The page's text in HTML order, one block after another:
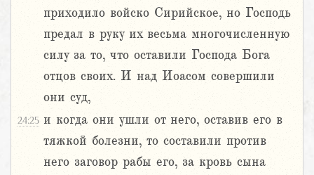
приходило войско Сирийское, но Господь
предал в руку их весьма многочисленную
силу за то, что оставили Господа Бога
отцов своих. И над Иоасом совершили
они суд,
24:25 и когда они ушли от него, оставив его в
тяжкой болезни, то составили против
него заговор рабы его, за кровь сына